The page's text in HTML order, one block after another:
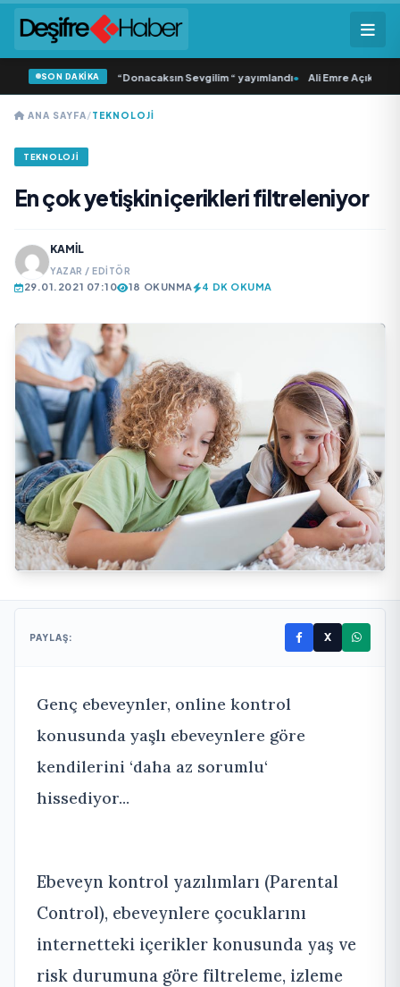
SON DAKİKA
‘dan İkinci Tekli “Donacaksın Sevgilim “ yayımlandı• Ali Emre Açıkgöz
ANA SAYFA/TEKNOLOJI
TEKNOLOJI
En çok yetişkin içerikleri filtreleniyor
KAMIL
YAZAR / EDITÖR
29.01.2021 07:10 18 OKUNMA 4 DK OKUMA
PAYLAŞ: X
Genç ebeveynler, online kontrol
konusunda yaşlı ebeveynlere göre
kendilerini ‘daha az sorumlu‘
hissediyor...
Ebeveyn kontrol yazılımları (Parental
Control), ebeveynlere çocuklarını
internetteki içerikler konusunda yaş ve
risk durumuna göre filtreleme, izleme